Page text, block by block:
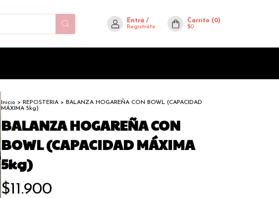
Entrá /
Registráte
Carrito (0)
$0
Inicio > REPOSTERIA > BALANZA HOGAREÑA CON BOWL (CAPACIDAD
MÁXIMA 5kg)
BALANZA HOGAREÑA CON
BOWL (CAPACIDAD MÁXIMA
5kg)
$11.900